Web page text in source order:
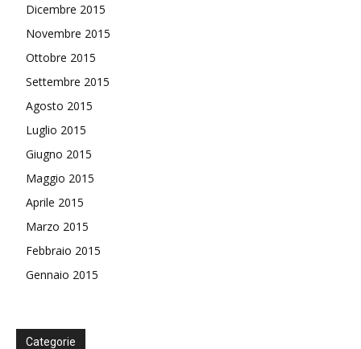
Dicembre 2015
Novembre 2015
Ottobre 2015
Settembre 2015
Agosto 2015
Luglio 2015
Giugno 2015
Maggio 2015
Aprile 2015
Marzo 2015
Febbraio 2015
Gennaio 2015
Categorie